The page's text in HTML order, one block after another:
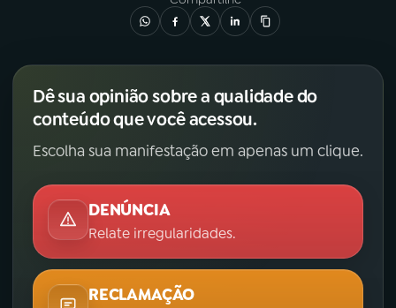
Dê sua opinião sobre a qualidade do
conteúdo que você acessou.
Escolha sua manifestação em apenas um clique.
DENÚNCIA
Relate irregularidades.
RECLAMAÇÃO